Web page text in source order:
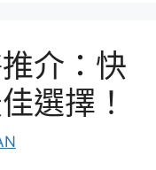
介：快
選擇！